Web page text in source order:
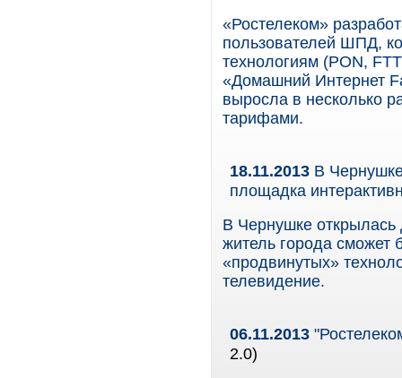
«Ростелеком»
пользователей ШПД,
технологиям (PON,
«Домашний Интернет
выросла в несколько
тарифами.
18.11.2013 В
площадка
В Чернушке
житель города сможет
«продвинутых»
телевидение.
06.11.2013
2.0)